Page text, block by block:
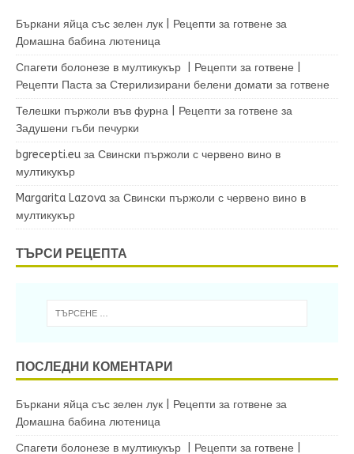
Бъркани яйца със зелен лук | Рецепти за готвене за
Домашна бабина лютеница
Спагети болонезе в мултикукър | Рецепти за готвене |
Рецепти Паста за Стерилизирани белени домати за готвене
Телешки пържоли във фурна | Рецепти за готвене за
Задушени гъби печурки
bgrecepti.eu за Свински пържоли с червено вино в
мултикукър
Margarita Lazova за Свински пържоли с червено вино в
мултикукър
ТЪРСИ РЕЦЕПТА
ПОСЛЕДНИ КОМЕНТАРИ
Бъркани яйца със зелен лук | Рецепти за готвене за
Домашна бабина лютеница
Спагети болонезе в мултикукър | Рецепти за готвене |